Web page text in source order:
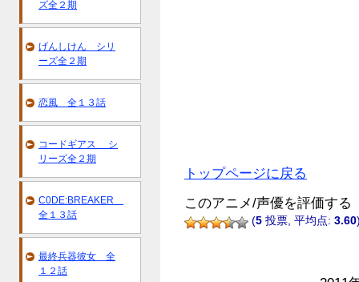
トップページに戻る
このアニメ/声優を評価する
(5 投票, 平均点: 3.60
ズ全２期
げんしけん シリ
ーズ全２期
恋風 全１３話
コードギアス シ
リーズ全２期
C0DE:BREAKER
全１３話
最終兵器彼女 全
１２話